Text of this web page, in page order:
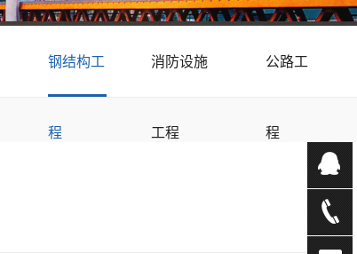
钢结构工
程
消防设施
工程
公路工
程